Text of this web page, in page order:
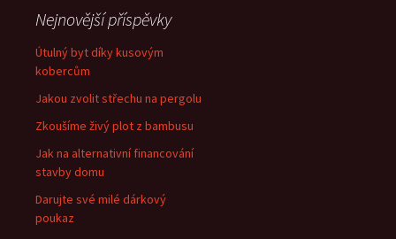
Nejnovější příspěvky
Útulný byt díky kusovým
kobercům
Jakou zvolit střechu na pergolu
Zkoušíme živý plot z bambusu
Jak na alternativní financování
stavby domu
Darujte své milé dárkový
poukaz